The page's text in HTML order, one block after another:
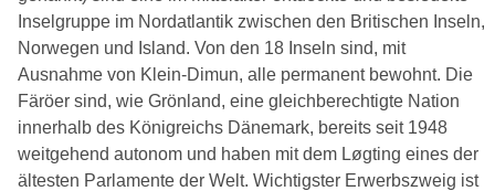
Inselgruppe im Nordatlantik zwischen den Britischen Inseln,
Norwegen und Island. Von den 18 Inseln sind, mit
Ausnahme von Klein-Dimun, alle permanent bewohnt. Die
Färöer sind, wie Grönland, eine gleichberechtigte Nation
innerhalb des Königreichs Dänemark, bereits seit 1948
weitgehend autonom und haben mit dem Løgting eines der
ältesten Parlamente der Welt. Wichtigster Erwerbszweig ist